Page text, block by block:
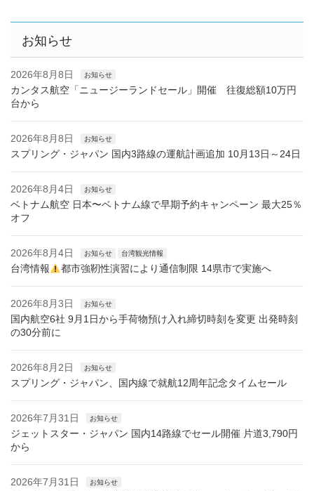
お知らせ
2026年8月8日 お知らせ
カンタス航空「ニュージーランドセール」開催 往復総額10万円
台から
2026年8月8日 お知らせ
スプリング・ジャパン 国内3路線の運航計画追加 10月13日～24日
2026年8月4日 お知らせ
ベトナム航空 日本〜ベトナム線で早期予約キャンペーン 最大25％
オフ
2026年8月4日 お知らせ 台湾観光情報
台湾情報 都市強靭性演習により通信制限 14県市で実施へ
2026年8月3日 お知らせ
国内航空6社 9月1日から手荷物預け入れ締切時刻を変更 出発時刻
の30分前に
2026年8月2日 お知らせ
スプリング・ジャパン、国内線で就航12周年記念タイムセール
2026年7月31日 お知らせ
ジェットスター・ジャパン 国内14路線でセール開催 片道3,790円
から
2026年7月31日 お知らせ